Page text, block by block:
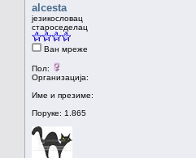
alcesta
језикословац
староседелац
Ван мреже
Пол:
Организација:
Име и презиме:
Поруке: 1.865